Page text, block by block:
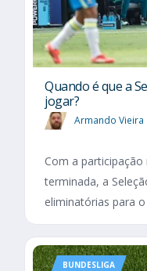
Quando é que a
jogar?
Armando Vieira
Com a
terminada, a
eliminatórias para
BUNDESLIGA